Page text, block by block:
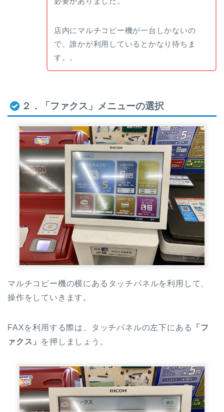
店内にマルチコピー機が一台しかないの
で、誰かが利用しているとかなり待ちま
す。。
２．「ファクス」メニューの選択
マルチコピー機の横にあるタッチパネルを利用して、
操作をしていきます。
FAXを利用する際は、タッチパネルの左下にある
「フ
ァクス」
を押しましょう。